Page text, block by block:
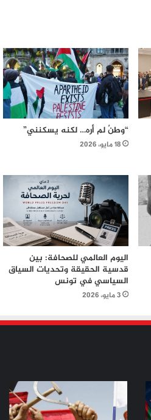
“وطنٌ لم أره… لكنه يسكنني”
18 مايو، 2026
اليوم العالمي للصحافة: بين
قدسية الحقيقة وتحديات السياق
السياسي في تونس
3 مايو، 2026
ثورة
تموز